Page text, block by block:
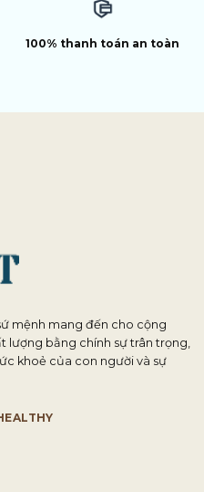
100% thanh toán an toàn
mệnh mang đến cho cộng
lượng bằng chính sự trân trọng,
khoẻ của con người và sự